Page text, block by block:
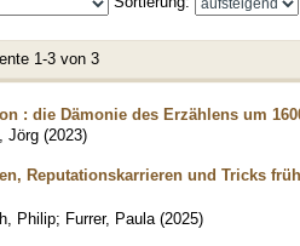
1-3 von 3
: die Dämonie des Erzählens um
Jörg (2023)
Reputationskarrieren und Tricks
Philip; Furrer, Paula (2025)